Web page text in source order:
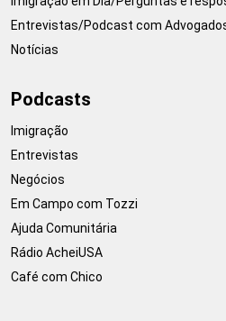
Entrevistas/Podcast com
Notícias
Podcasts
Imigração
Entrevistas
Negócios
Em Campo com Tozzi
Ajuda Comunitária
Rádio AcheiUSA
Café com Chico